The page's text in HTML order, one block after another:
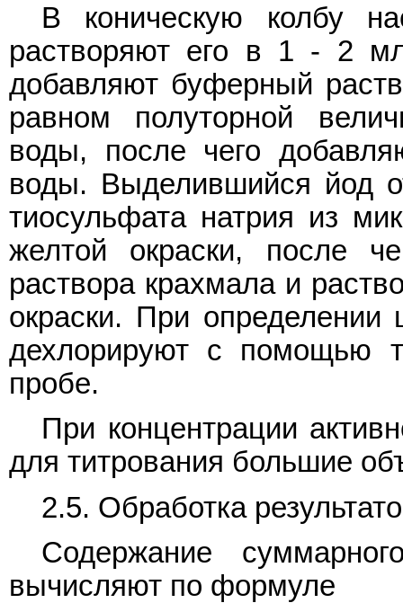
В коническую колбу
растворяют его в 1 - 2
добавляют буферный
равном полуторной
воды, после чего
воды. Выделившийся йод
тиосульфата натрия из
желтой окраски, после
раствора крахмала и
окраски. При определении
дехлорируют с помощью
пробе.
При концентрации
для титрования большие
2.5. Обработка
Содержание
вычисляют по формуле